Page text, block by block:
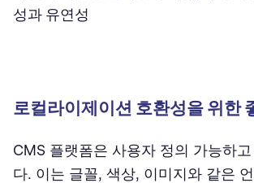
성과 유연성
로컬라이제이션 호환성을 위한
CMS 플랫폼은 사용자 정의 가능하
다. 이는 글꼴, 색상, 이미지와 같은